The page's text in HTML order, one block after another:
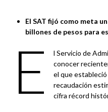
El SAT fijó como meta
billones de pesos para
E
l Servicio de
conocer
el que estableció
recaudación
cifra récord